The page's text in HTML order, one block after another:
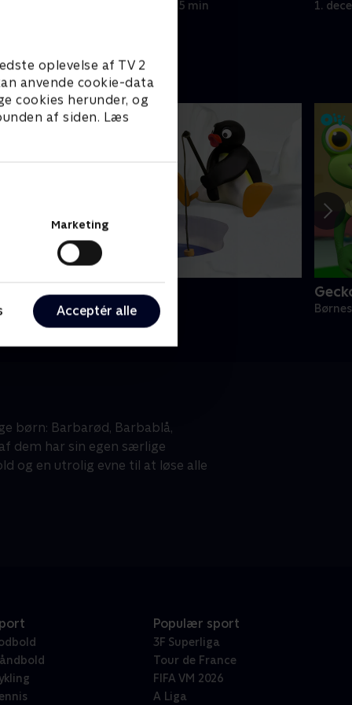
oplevelse af TV 2
anvende cookie-data
cookies herunder, og
af siden. Læs
Marketing
Acceptér alle
1. december 2020 • 5 min 1.
• 6 sæsoner
børn: Barbarød, Barbablå,
dem har sin egen særlige
og en utrolig evne til at løse alle
Populær sport
3F Superliga
Tour de France
FIFA VM 2026
A Liga